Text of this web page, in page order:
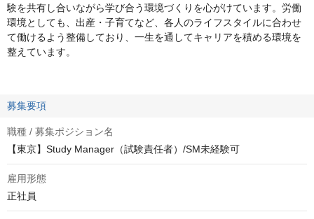
験を共有し合いながら学び合う環境づくりを心がけています。労働
環境としても、出産・子育てなど、各人のライフスタイルに合わせ
て働けるよう整備しており、一生を通してキャリアを積める環境を
整えています。
募集要項
職種 / 募集ポジション名
【東京】Study Manager（試験責任者）/SM未経験可
雇用形態
正社員